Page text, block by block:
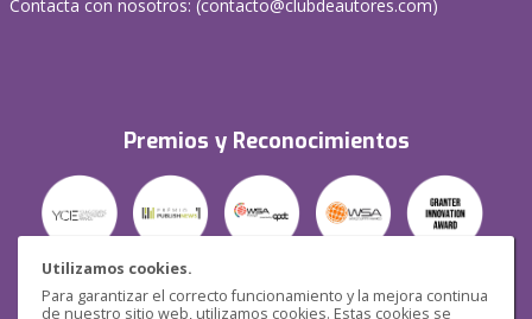
Utilizamos cookies.
Para garantizar el correcto funcionamiento y la mejora continua
de nuestro sitio web, utilizamos cookies. Estas cookies se
Contacta con nosotros: (contacto@clubdeautores.com)
Premios y Reconocimientos
Seguridad